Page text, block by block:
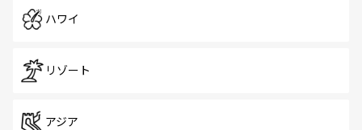
ハワイ
リゾート
アジア